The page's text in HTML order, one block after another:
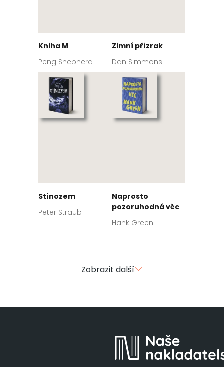
Kniha M
Peng Shepherd
Zimní přízrak
Dan Simmons
Stínozem
Peter Straub
Naprosto
pozoruhodná věc
Hank Green
Zobrazit další